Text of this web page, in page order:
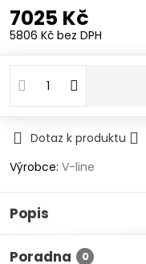
7025 Kč
5806 Kč bez DPH
Dotaz k produktu
Výrobce: V-line
Popis
Poradna 0